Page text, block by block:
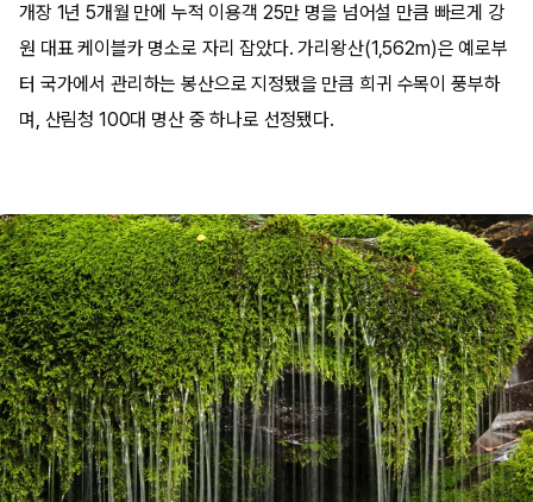
개장 1년 5개월 만에 누적 이용객 25만 명을 넘어설 만큼 빠르게 강
원 대표 케이블카 명소로 자리 잡았다. 가리왕산(1,562m)은 예로부
터 국가에서 관리하는 봉산으로 지정됐을 만큼 희귀 수목이 풍부하
며, 산림청 100대 명산 중 하나로 선정됐다.